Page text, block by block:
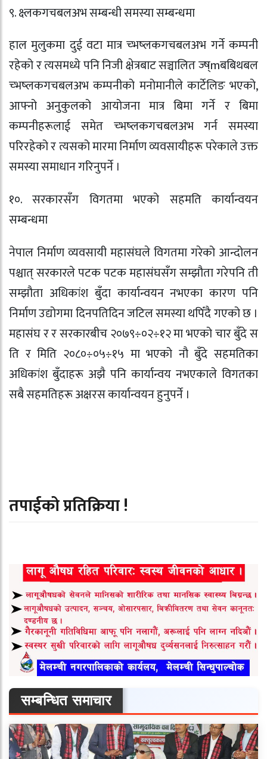
९. क्ष्लकगचबलअभ सम्बन्धी समस्या सम्बन्धमा
हाल मुलुकमा दुई वटा मात्र च्भष्लकगचबलअभ गर्ने कम्पनी
रहेको र त्यसमध्ये पनि निजी क्षेत्रबाट सञ्चालित ज्ष्mबबिथबल
च्भष्लकगचबलअभ कम्पनीको मनोमानीले कार्टेलिङ भएको,
आफ्नो अनुकुलको आयोजना मात्र बिमा गर्ने र बिमा
कम्पनीहरूलाई समेत च्भष्लकगचबलअभ गर्न समस्या
परिरहेको र त्यसको मारमा निर्माण व्यवसायीहरू परेकाले उक्त
समस्या समाधान गरिनुपर्ने ।
१०. सरकारसँग विगतमा भएको सहमति कार्यान्वयन
सम्बन्धमा
नेपाल निर्माण व्यवसायी महासंघले विगतमा गरेको आन्दोलन
पश्चात् सरकारले पटक पटक महासंघसँग सम्झौता गरेपनि ती
सम्झौता अधिकांश बुँदा कार्यान्वयन नभएका कारण पनि
निर्माण उद्योगमा दिनपतिदिन जटिल समस्या थपिँदै गएको छ ।
महासंघ र र सरकारबीच २०७९÷०२÷१२ मा भएको चार बुँदे स
ति र मिति २०८०÷०५÷१५ मा भएको नौ बुँदे सहमतिका
अधिकांश बुँदाहरू अझै पनि कार्यान्वय नभएकाले विगतका
सबै सहमतिहरू अक्षरस कार्यान्वयन हुनुपर्ने ।
तपाईको प्रतिक्रिया !
सम्बन्धित समाचार